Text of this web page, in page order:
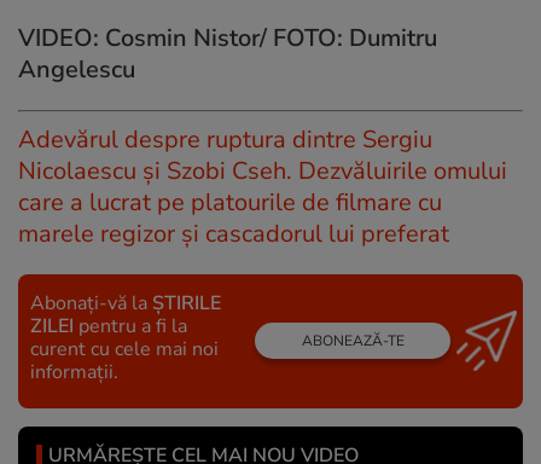
VIDEO: Cosmin Nistor/ FOTO: Dumitru
Angelescu
Adevărul despre ruptura dintre Sergiu
Nicolaescu și Szobi Cseh. Dezvăluirile omului
care a lucrat pe platourile de filmare cu
marele regizor și cascadorul lui preferat
Abonați-vă la ȘTIRILE
ZILEI pentru a fi la
curent cu cele mai noi
informații.
ABONEAZĂ-TE
URMĂREȘTE CEL MAI NOU VIDEO